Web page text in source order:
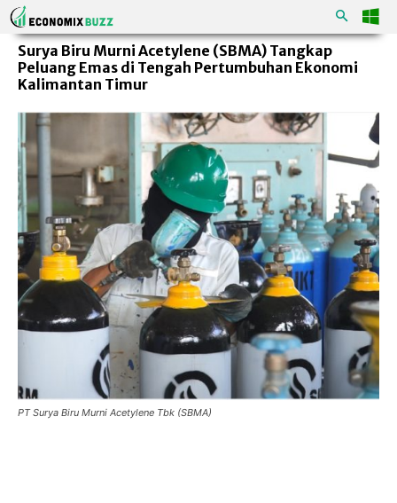
Surya Biru Murni Acetylene (SBMA) Tangkap
Peluang Emas di Tengah Pertumbuhan Ekonomi
Kalimantan Timur
PT Surya Biru Murni Acetylene Tbk (SBMA)